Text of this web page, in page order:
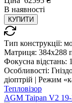
В наявності
КУПИТИ
Тип конструкції:
Матриця: 384x288
Фокусна відстань:
Особливості:
діоптрій | Режим
Тепловізор
AGM Taipan V2